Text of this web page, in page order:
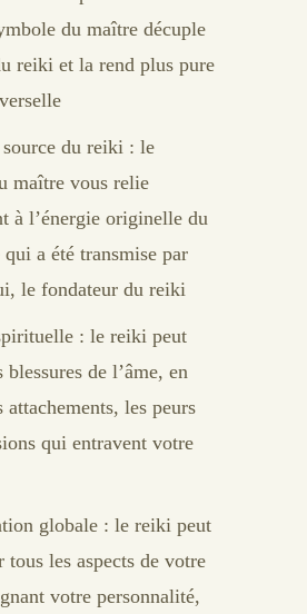
du maître décuple
reiki et la rend plus pure
du reiki : le
maître vous relie
à l’énergie originelle du
a été transmise par
le fondateur du reiki
: le reiki peut
de l’âme, en
attachements, les peurs
qui entravent votre
globale : le reiki peut
tous les aspects de votre
votre personnalité,